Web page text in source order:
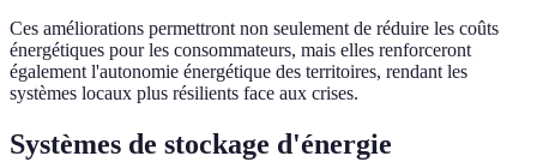
Ces améliorations permettront non seulement de réduire les coûts
énergétiques pour les consommateurs, mais elles renforceront
également l'autonomie énergétique des territoires, rendant les
systèmes locaux plus résilients face aux crises.
Systèmes de stockage d'énergie